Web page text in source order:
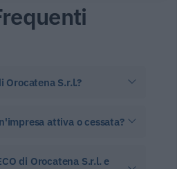
S.r.l.?
attiva o cessata?
di Orocatena S.r.l. e